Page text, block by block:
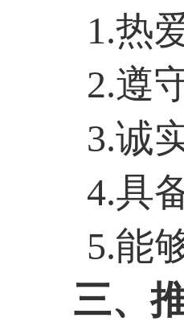
1.热
2.遵
3.诚
4.具
5.能
三、